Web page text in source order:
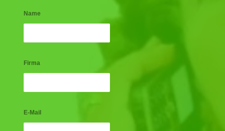
Name
Firma
E-Mail